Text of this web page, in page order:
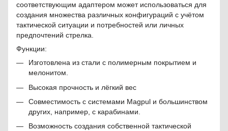
соответствующим адаптером может использоваться для
создания множества различных конфигураций с учётом
тактической ситуации и потребностей или личных
предпочтений стрелка.
Функции:
Изготовлена из стали с полимерным покрытием и
мелонитом.
Высокая прочность и лёгкий вес
Совместимость с системами Magpul и большинством
других, например, с карабинами.
Возможность создания собственной тактической